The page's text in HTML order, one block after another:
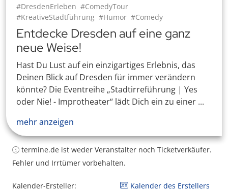
#DresdenErleben #ComedyTour
#KreativeStadtführung #Humor #Comedy
Entdecke Dresden auf eine ganz
neue Weise!
Hast Du Lust auf ein einzigartiges Erlebnis, das
Deinen Blick auf Dresden für immer verändern
könnte? Die Eventreihe „Stadtirreführung | Yes
oder Nie! - Improtheater“ lädt Dich ein zu einer ...
mehr anzeigen
termine.de ist weder Veranstalter noch Ticketverkäufer.
Fehler und Irrtümer vorbehalten.
Kalender-Ersteller:
Kalender des Erstellers